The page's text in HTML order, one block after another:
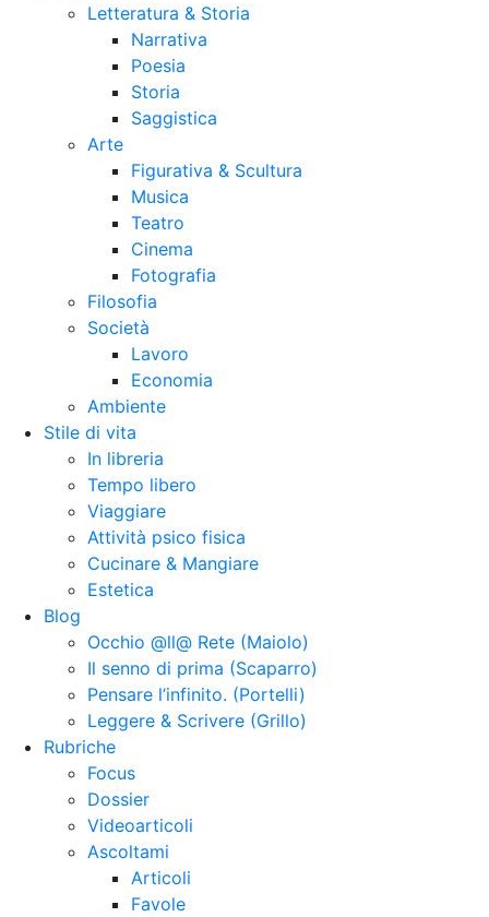
Letteratura & Storia
Narrativa
Poesia
Storia
Saggistica
Arte
Figurativa & Scultura
Musica
Teatro
Cinema
Fotografia
Filosofia
Società
Lavoro
Economia
Ambiente
Stile di vita
In libreria
Tempo libero
Viaggiare
Attività psico fisica
Cucinare & Mangiare
Estetica
Blog
Occhio @ll@ Rete (Maiolo)
Il senno di prima (Scaparro)
Pensare l’infinito. (Portelli)
Leggere & Scrivere (Grillo)
Rubriche
Focus
Dossier
Videoarticoli
Ascoltami
Articoli
Favole